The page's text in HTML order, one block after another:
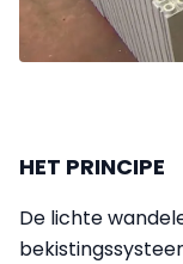
HET PRINCIPE
De lichte